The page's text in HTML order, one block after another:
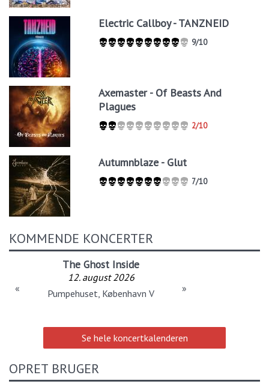
Electric Callboy - TANZNEID
9/10
Axemaster - Of Beasts And
Plagues
2/10
Autumnblaze - Glut
7/10
KOMMENDE KONCERTER
The Ghost Inside
12. august 2026
Pumpehuset, København V
« »
Se hele koncertkalenderen
OPRET BRUGER